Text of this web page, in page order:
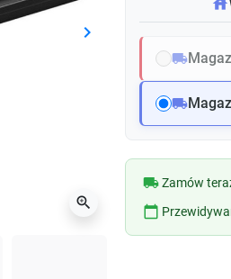
Następny
keyboard_arrow_right
zoom_in
warehouse
local_shipping
local_shipping
local_shippingZamów
calendar_today